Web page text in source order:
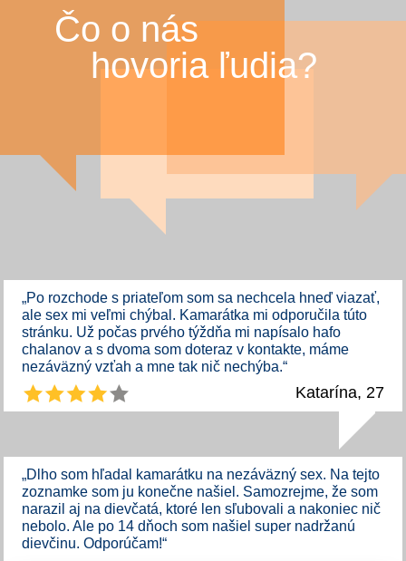
Čo o nás
hovoria ľudia?
„Po rozchode s priateľom som sa nechcela hneď viazať,
ale sex mi veľmi chýbal. Kamarátka mi odporučila túto
stránku. Už počas prvého týždňa mi napísalo hafo
chalanov a s dvoma som doteraz v kontakte, máme
nezáväzný vzťah a mne tak nič nechýba.“
Katarína, 27
„Dlho som hľadal kamarátku na nezáväzný sex. Na tejto
zoznamke som ju konečne našiel. Samozrejme, že som
narazil aj na dievčatá, ktoré len sľubovali a nakoniec nič
nebolo. Ale po 14 dňoch som našiel super nadržanú
dievčinu. Odporúčam!“